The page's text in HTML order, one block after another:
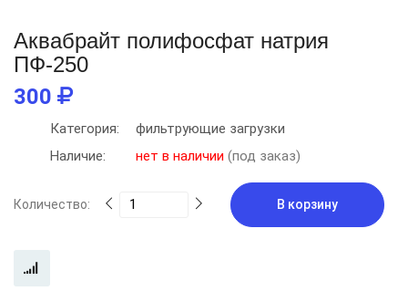
Аквабрайт полифосфат натрия
ПФ-250
300
Категория:
фильтрующие загрузки
Наличие:
нет в наличии (под заказ)
Количество: В корзину